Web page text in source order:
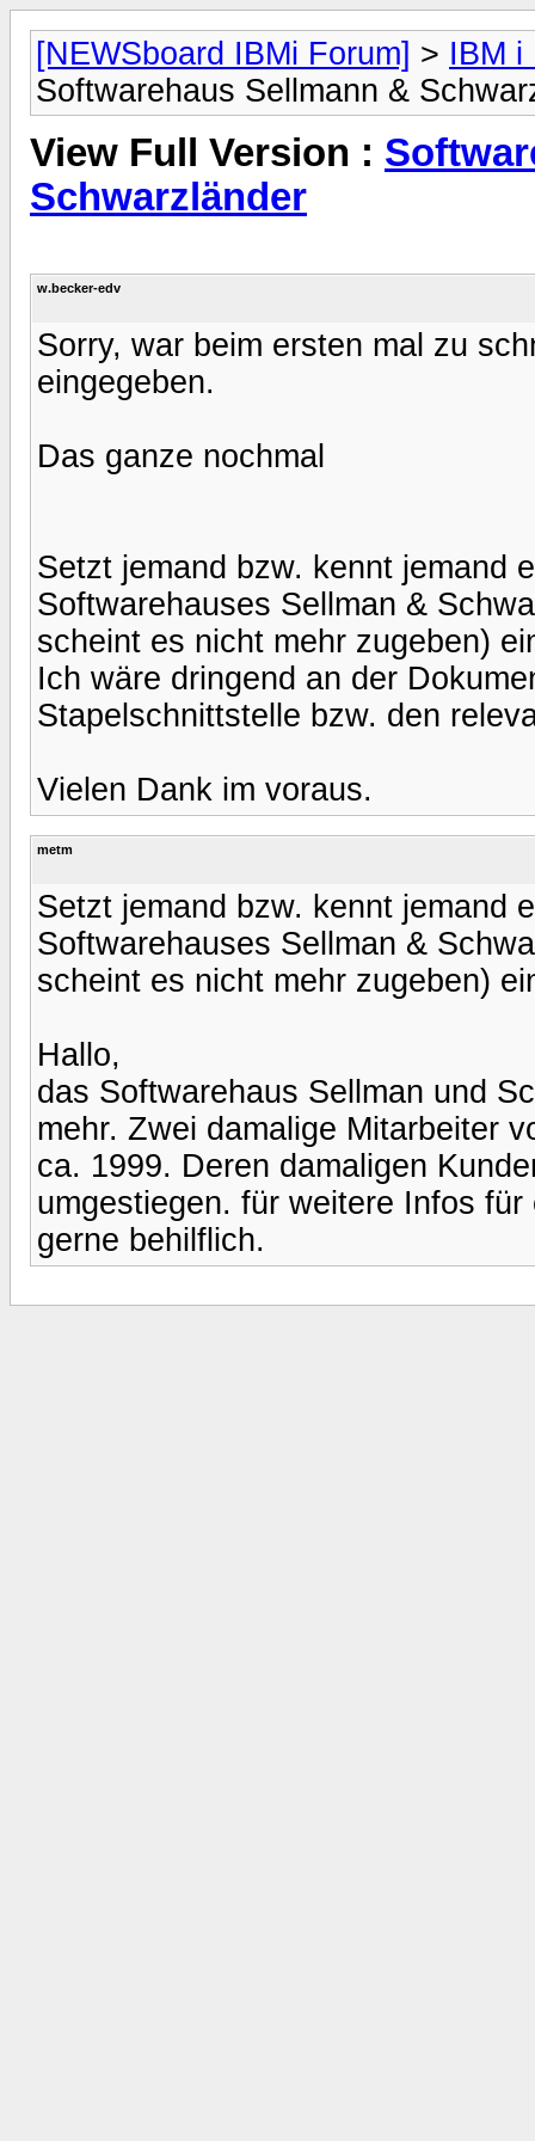
[NEWSboard IBMi Forum] > IBM i
Softwarehaus Sellmann &
View Full Version :
Schwarzländer
w.becker-edv
Sorry, war beim ersten mal zu
eingegeben.
Das ganze nochmal
Setzt jemand bzw. kennt jemand
Softwarehauses Sellman &
scheint es nicht mehr zugeben)
Ich wäre dringend an der
Stapelschnittstelle bzw. den
Vielen Dank im voraus.
metm
Setzt jemand bzw. kennt jemand
Softwarehauses Sellman &
scheint es nicht mehr zugeben)
Hallo,
das Softwarehaus Sellman und
mehr. Zwei damalige Mitarbeiter
ca. 1999. Deren damaligen
umgestiegen. für weitere Infos
gerne behilflich.